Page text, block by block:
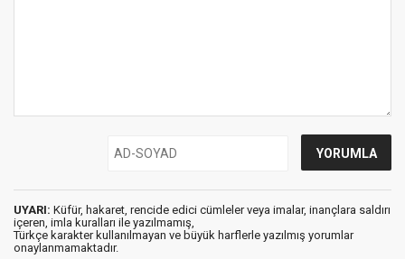
UYARI: Küfür, hakaret, rencide edici cümleler veya imalar, inançlara saldırı
içeren, imla kuralları ile yazılmamış,
Türkçe karakter kullanılmayan ve büyük harflerle yazılmış yorumlar
onaylanmamaktadır.